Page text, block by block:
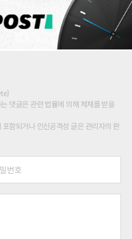
댓글은 관련 법률에 의해 제재를 받을
함되거나 인신공격성 글은 관리자의 판